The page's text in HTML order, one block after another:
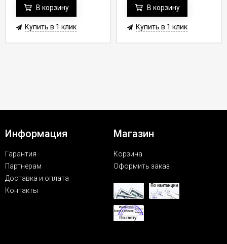
В корзину
Купить в 1 клик
В корзину
Купить в 1 клик
Информация
Гарантия
Партнерам
Доставка и оплата
Контакты
Магазин
Корзина
Оформить заказ